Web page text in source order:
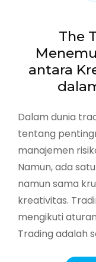
The
antara
Dalam dunia
tentang
manajemen
Namun, ada
namun sama
kreativitas.
mengikuti
Trading adalah